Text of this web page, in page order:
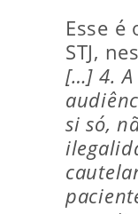
Esse
STJ,
[…] 4. A
si só,